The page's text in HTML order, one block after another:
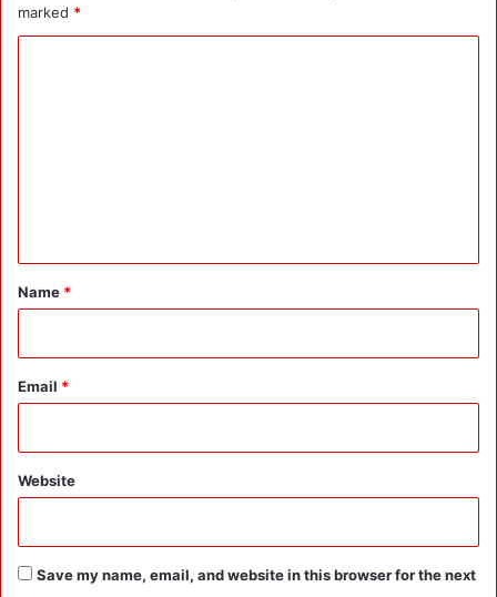
marked *
*
Name *
Email *
Website
Save my name, email, and website in this browser for the next